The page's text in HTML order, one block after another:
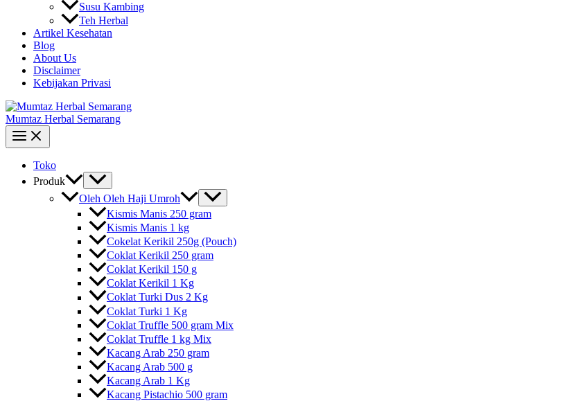
Susu Kambing
Teh Herbal
Artikel Kesehatan
Blog
About Us
Disclaimer
Kebijakan Privasi
Mumtaz Herbal Semarang
Toko
Produk
Oleh Oleh Haji Umroh
Kismis Manis 250 gram
Kismis Manis 1 kg
Cokelat Kerikil 250g (Pouch)
Coklat Kerikil 250 gram
Coklat Kerikil 150 g
Coklat Kerikil 1 Kg
Coklat Turki Dus 2 Kg
Coklat Turki 1 Kg
Coklat Truffle 500 gram Mix
Coklat Truffle 1 kg Mix
Kacang Arab 250 gram
Kacang Arab 500 g
Kacang Arab 1 Kg
Kacang Pistachio 500 gram